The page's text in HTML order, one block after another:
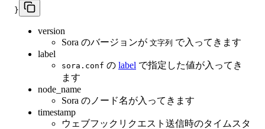
}
version
Sora のバージョンが 文字列 で入ってきます
label
sora.conf の label で指定した値が入ってき
ます
node_name
Sora のノード名が入ってきます
timestamp
ウェブフックリクエスト送信時のタイムスタ